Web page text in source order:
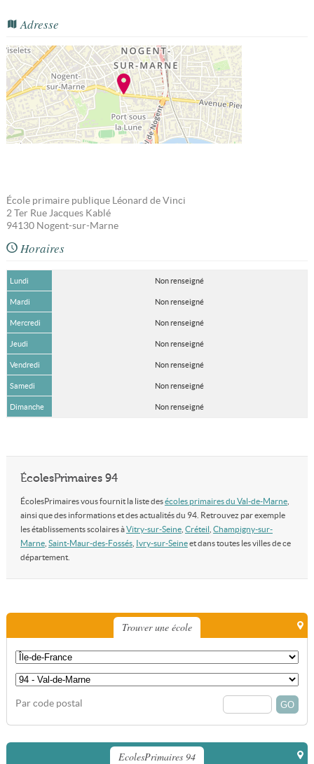
Adresse
École primaire publique Léonard de Vinci
2 Ter Rue Jacques Kablé
94130 Nogent-sur-Marne
Horaires
Lundi Non renseigné
Mardi Non renseigné
Mercredi Non renseigné
Jeudi Non renseigné
Vendredi Non renseigné
Samedi Non renseigné
Dimanche Non renseigné
ÉcolesPrimaires 94
ÉcolesPrimaires vous fournit la liste desécoles primaires du Val-de-Marne,
ainsi que des informations et des actualités du 94. Retrouvez par exemple
les établissements scolaires àVitry-sur-Seine, Créteil Champigny-sur-
Marne, Saint-Maur-des-Fossés, Ivry-sur-Seineet dans toutes les villes de ce
département.
Trouver une école
Par code postal
EcolesPrimaires 94